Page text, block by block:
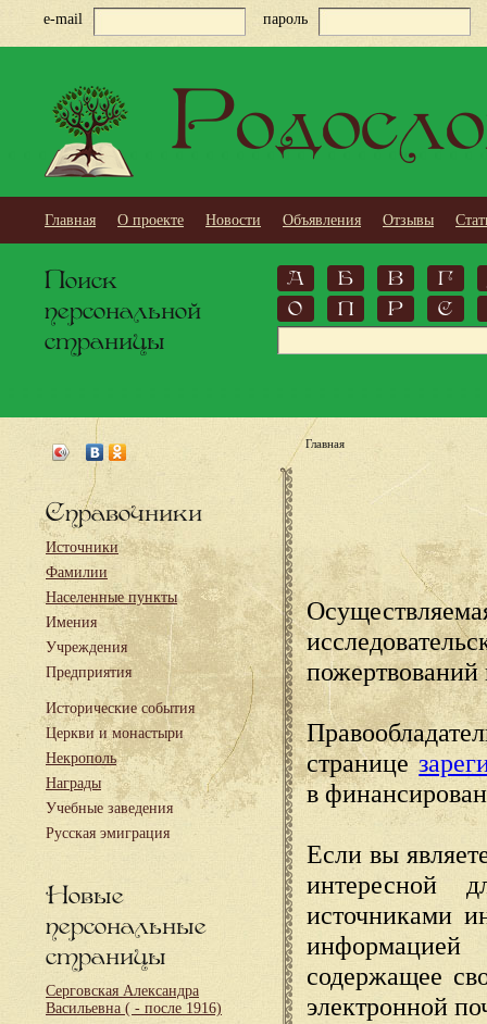
e-mail пароль
Главная О проекте Новости Объявления Отзывы
Поиск
персональной
страницы
А Б В
Г
О
П Р С
Справочники
Источники
Фамилии
Населенные пункты
Имения
Учреждения
Предприятия
Исторические события
Церкви и монастыри
Некрополь
Награды
Учебные заведения
Русская эмиграция
Новые
персональные
страницы
Серговская Александра
Васильевна ( - после 1916)
Главная
пожертвований
странице
в
Если вы
интересной
источниками
содержащее
электронной